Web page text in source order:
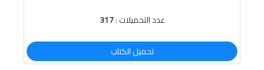
عدد التحميلات :317
تحميل الكتاب